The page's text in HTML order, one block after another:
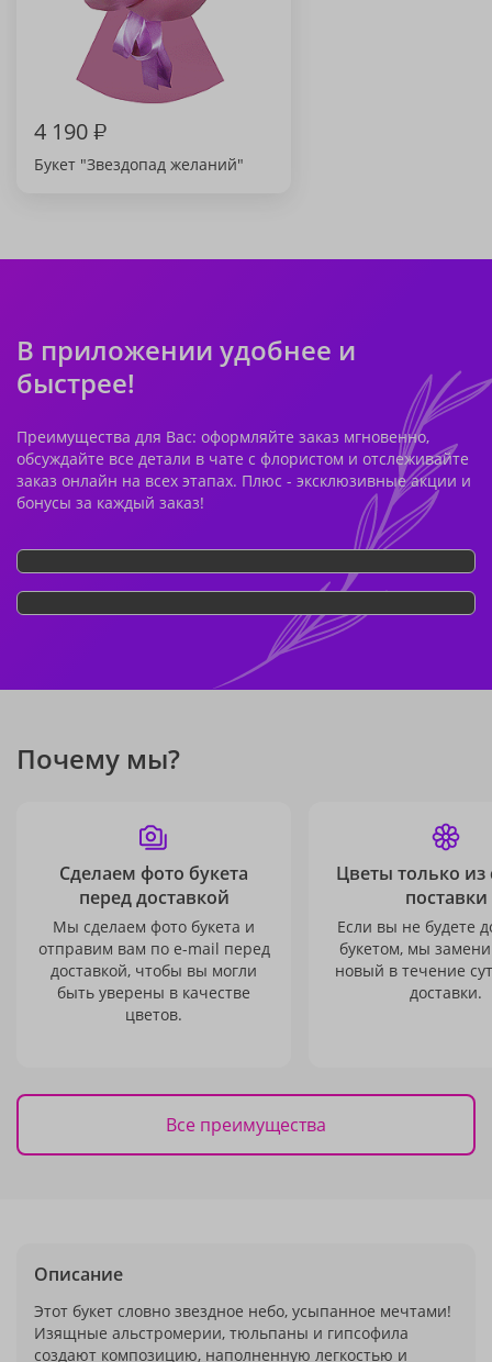
4 190₽
Букет "Звездопад желаний"
В приложении удобнее и
быстрее!
Преимущества для Вас: оформляйте заказ мгновенно,
обсуждайте все детали в чате с флористом и отслеживайте
заказ онлайн на всех этапах. Плюс - эксклюзивные акции и
бонусы за каждый заказ!
Почему мы?
Сделаем фото букета
перед доставкой
Мы сделаем фото букета и
отправим вам по e-mail перед
доставкой, чтобы вы могли
быть уверены в качестве
цветов.
Цветы только из
поставки
Если вы не будете
букетом, мы
новый в течение
доставки.
Все преимущества
Описание
Этот букет словно звездное небо, усыпанное мечтами!
Изящные альстромерии, тюльпаны и гипсофила
создают композицию, наполненную легкостью и